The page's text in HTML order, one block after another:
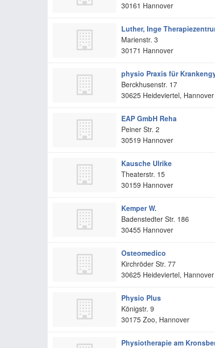
30161 Hannover
Luther, Inge
Marienstr. 3
30171 Hannover
physio Praxis für
Berckhusenstr. 17
30625 Heideviertel, Hannover
EAP GmbH Reha
Peiner Str. 2
30519 Hannover
Kausche Ulrike
Theaterstr. 15
30159 Hannover
Kemper W.
Badenstedter Str. 186
30455 Hannover
Osteomedico
Kirchröder Str. 77
30625 Heideviertel, Hannover
Physio Plus
Königstr. 9
30175 Zoo, Hannover
Physiotherapie am